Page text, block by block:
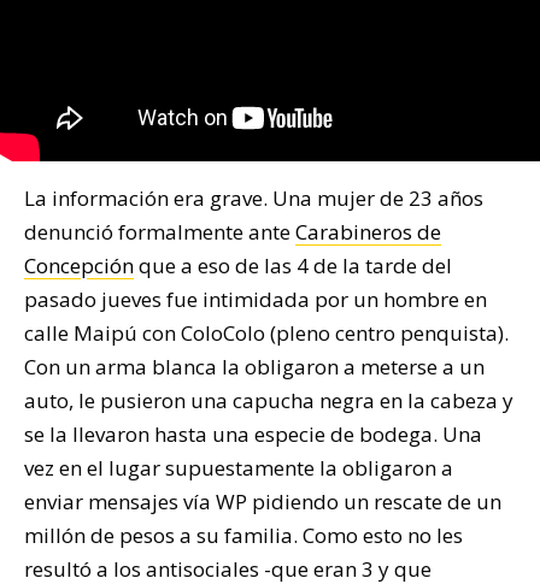
La información era grave. Una mujer de 23 años
denunció formalmente anteCarabineros de
Concepciónque a eso de las 4 de la tarde del
pasado jueves fue intimidada por un hombre en
calle Maipú con ColoColo (pleno centro penquista).
Con un arma blanca la obligaron a meterse a un
auto, le pusieron una capucha negra en la cabeza y
se la llevaron hasta una especie de bodega. Una
vez en el lugar supuestamente la obligaron a
enviar mensajes vía WP pidiendo un rescate de un
millón de pesos a su familia. Como esto no les
resultó a los antisociales -que eran 3 y que